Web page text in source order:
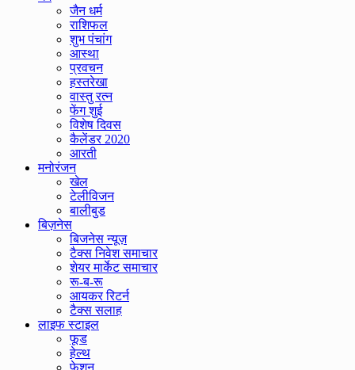
जैन धर्म
राशिफल
शुभ पंचांग
आस्था
प्रवचन
हस्तरेखा
वास्तु रत्न
फेंग शुई
विशेष दिवस
कैलेंडर 2020
आरती
मनोरंजन
खेल
टेलीविजन
बालीबुड
बिज़नेस
बिजनेस न्यूज़
टैक्स निवेश समाचार
शेयर मार्केट समाचार
रू-ब-रू
आयकर रिटर्न
टैक्स सलाह
लाइफ स्टाइल
फूड
हेल्थ
फेशन